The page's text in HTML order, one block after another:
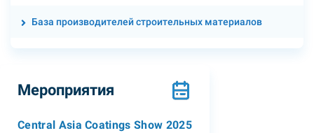
База производителей строительных материалов
Мероприятия
Central Asia Coatings Show 2025